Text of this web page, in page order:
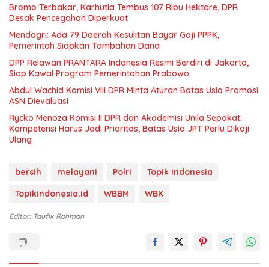
Bromo Terbakar, Karhutla Tembus 107 Ribu Hektare, DPR
Desak Pencegahan Diperkuat
Mendagri: Ada 79 Daerah Kesulitan Bayar Gaji PPPK,
Pemerintah Siapkan Tambahan Dana
DPP Relawan PRANTARA Indonesia Resmi Berdiri di Jakarta,
Siap Kawal Program Pemerintahan Prabowo
Abdul Wachid Komisi VIII DPR Minta Aturan Batas Usia Promosi
ASN Dievaluasi
Rycko Menoza Komisi II DPR dan Akademisi Unila Sepakat:
Kompetensi Harus Jadi Prioritas, Batas Usia JPT Perlu Dikaji
Ulang
bersih melayani Polri
Topik Indonesia
Topikindonesia.id
WBBM WBK
Editor: Taufik Rohman